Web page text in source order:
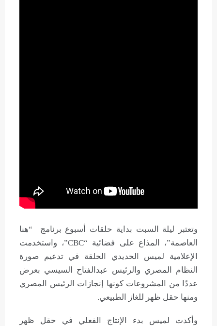
وتعتبر ليلة السبت بداية حلقات أسبوع برنامج “هنا
العاصمة”، المذاع على فضائية “CBC”، واستخدمت
الإعلامية لميس الحديدي الحلقة في تدعيم صورة
النظام المصري والرئيس عبدالفتاح السيسي بعرض
عددًا من المشروعات كونها إنجازات الرئيس المصري
ومنها حقل ظهر للغاز الطبيعي.
وأكدت لميس بدء الإنتاج الفعلي في حقل ظهر